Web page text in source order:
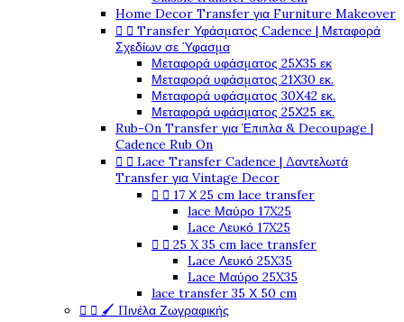
Home Decor Transfer για Furniture Makeover
  Transfer Υφάσματος Cadence | Μεταφορά
Σχεδίων σε Ύφασμα
Μεταφορά υφάσματος 25Χ35 εκ
Μεταφορά υφάσματος 21Χ30 εκ.
Μεταφορά υφάσματος 30Χ42 εκ.
Μεταφορά υφάσματος 25Χ25 εκ.
Rub-On Transfer για Έπιπλα & Decoupage |
Cadence Rub On
  Lace Transfer Cadence | Δαντελωτά
Transfer για Vintage Decor
  17 Χ 25 cm lace transfer
lace Μαύρο 17X25
Lace Λευκό 17X25
  25 X 35 cm lace transfer
Lace Λευκό 25X35
Lace Μαύρο 25X35
lace transfer 35 Χ 50 cm
  🖌️ Πινέλα Ζωγραφικής